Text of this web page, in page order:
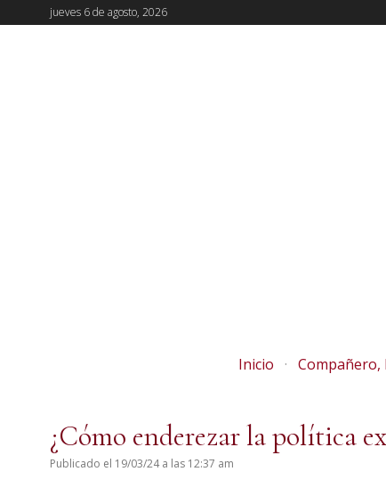
jueves 6 de agosto, 2026
Inicio Compañero,
¿Cómo enderezar la política
Publicado el 19/03/24 a las 12:37 am